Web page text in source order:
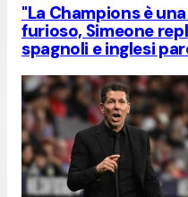
"La Champions è
furioso, Simeone
spagnoli e inglesi